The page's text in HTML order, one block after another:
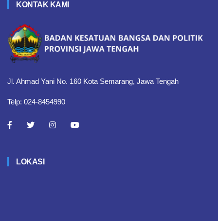
KONTAK KAMI
Jl. Ahmad Yani No. 160 Kota Semarang, Jawa Tengah
Telp: 024-8454990
LOKASI